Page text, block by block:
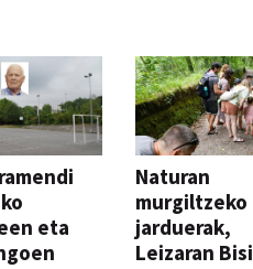
eta
Naturan
murgiltzeko
jarduerak,
Leizaran